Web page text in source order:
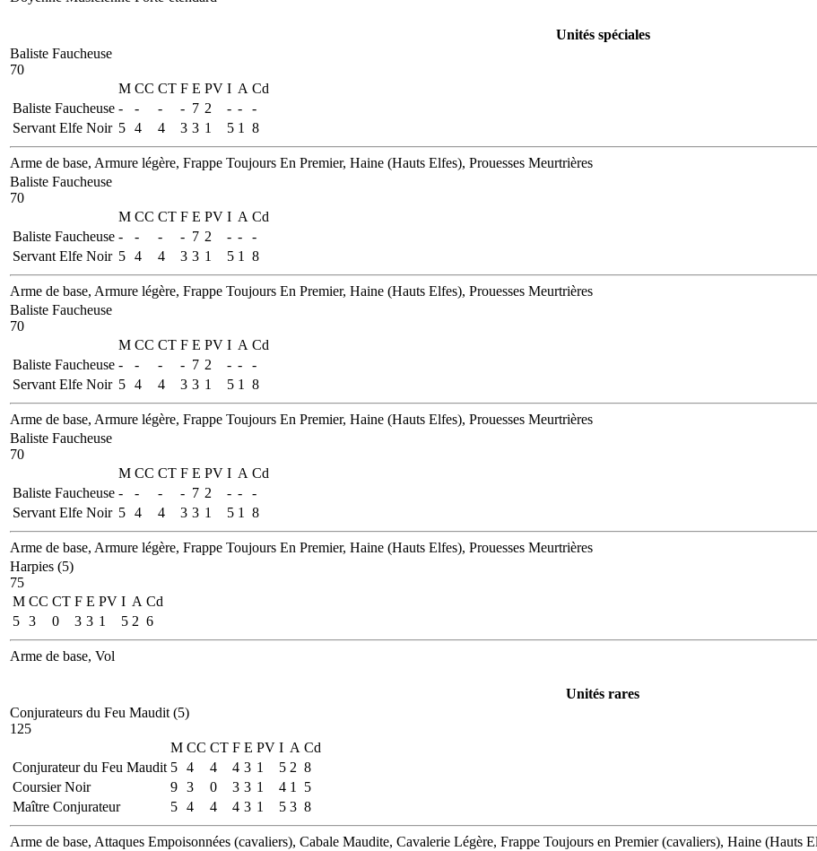
Unités spéciales
Baliste Faucheuse
70
M CC CT F E PV I A Cd
Baliste Faucheuse - - - - 7 2 - -
-
Servant Elfe Noir 5 4 4 3 3 1 5 1 8
Arme de base, Armure légère, Frappe Toujours En Premier, Haine (Hauts Elfes), Prouesses Meurtrières
Baliste Faucheuse
70
M CC CT F E PV I A Cd
Baliste Faucheuse - - - - 7 2 - -
-
Servant Elfe Noir 5 4 4 3 3 1 5 1 8
Arme de base, Armure légère, Frappe Toujours En Premier, Haine (Hauts Elfes), Prouesses Meurtrières
Baliste Faucheuse
70
M CC CT F E PV I A Cd
Baliste Faucheuse - - - - 7 2 - -
-
Servant Elfe Noir 5 4 4 3 3 1 5 1 8
Arme de base, Armure légère, Frappe Toujours En Premier, Haine (Hauts Elfes), Prouesses Meurtrières
Baliste Faucheuse
70
M CC CT F E PV I A Cd
Baliste Faucheuse - - - - 7 2 - -
-
Servant Elfe Noir 5 4 4 3 3 1 5 1 8
Arme de base, Armure légère, Frappe Toujours En Premier, Haine (Hauts Elfes), Prouesses Meurtrières
Harpies (5)
75
M CC CT F E PV I A Cd
5 3 0 3 3 1 5 2 6
Arme de base, Vol
Unités rares
Conjurateurs du Feu Maudit (5)
125
M CC CT F E PV I A Cd
Conjurateur du Feu Maudit 5 4 4 4 3 1 5 2 8
Coursier Noir
9 3 0 3 3 1 4 1
5
Maître Conjurateur
5 4 4 4 3 1 5 3 8
Arme de base, Attaques Empoisonnées (cavaliers), Cabale Maudite, Cavalerie Légère, Frappe Toujours en Premier (cavaliers), Haine (Hauts